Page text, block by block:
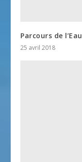
Parcours de l’Eau
25 avril 2018